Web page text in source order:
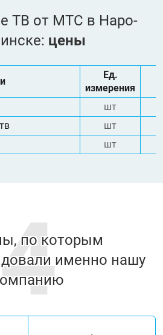
ТВ от МТС в Наро-
цены
Ед.
измерения
шт
шт
шт
по которым
именно нашу